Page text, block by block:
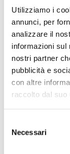
Utilizziamo i
annunci, per
analizzare il
informazioni sul
nostri partner
pubblicità e
con altre
raccolto dal suo
delNecessari
Altri post dal
Chiara